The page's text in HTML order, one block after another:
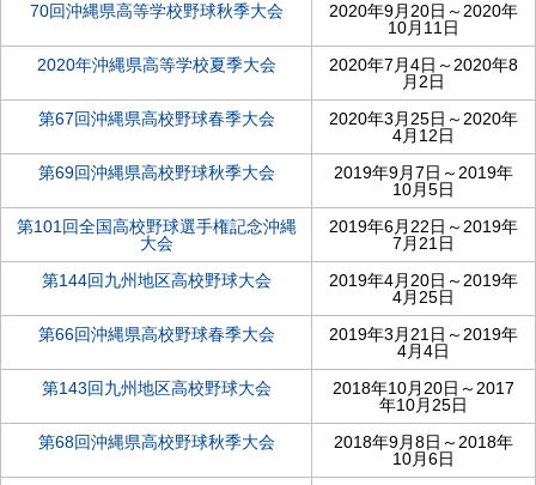
70回沖縄県高等学校野球秋季大会
2020年9月20日～2020年
10月11日
2020年沖縄県高等学校夏季大会
2020年7月4日～2020年8
月2日
第67回沖縄県高校野球春季大会
2020年3月25日～2020年
4月12日
第69回沖縄県高校野球秋季大会
2019年9月7日～2019年
10月5日
第101回全国高校野球選手権記念沖縄
大会
2019年6月22日～2019年
7月21日
第144回九州地区高校野球大会
2019年4月20日～2019年
4月25日
第66回沖縄県高校野球春季大会
2019年3月21日～2019年
4月4日
第143回九州地区高校野球大会
2018年10月20日～2017
年10月25日
第68回沖縄県高校野球秋季大会
2018年9月8日～2018年
10月6日